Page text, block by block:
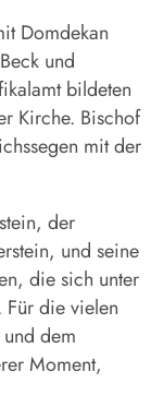
Domdekan
und
bildeten
Kirche. Bischof
mit der
der
und seine
die sich unter
Für die vielen
dem
Moment,